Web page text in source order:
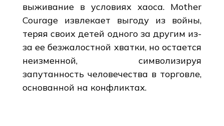
выживание в условиях хаоса. Mother
Courage извлекает выгоду из войны,
теряя своих детей одного за другим из-
за ее безжалостной хватки, но остается
неизменной, символизируя
запутанность человечества в торговле,
основанной на конфликтах.